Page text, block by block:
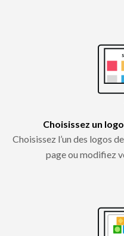
Choisissez un
Choisissez l’un des logos
page ou modifiez